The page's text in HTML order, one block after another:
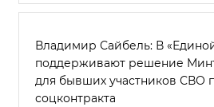
Владимир Сайбель: В
поддерживают решение
для бывших участников СВО
соцконтракта